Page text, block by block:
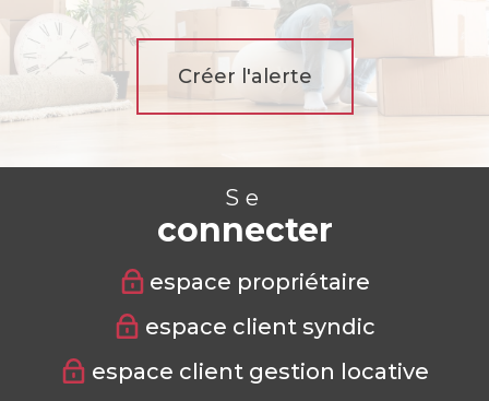
Créer l'alerte
Se
connecter
espace propriétaire
espace client syndic
espace client gestion locative